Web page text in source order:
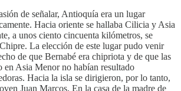
de señalar, Antioquía era un lugar
Hacia oriente se hallaba Cilicia y Asia
a unos ciento cincuenta kilómetros, se
La elección de este lugar pudo venir
de que Bernabé era chipriota y de que las
en Asia Menor no habían resultado
Hacia la isla se dirigieron, por lo tanto,
Juan Marcos. En la casa de la madre de